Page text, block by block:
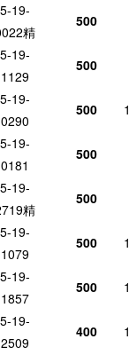
19-
精
500
19-
500
19-
500
19-
500
19-
精
500
19-
500
19-
500
19-
400